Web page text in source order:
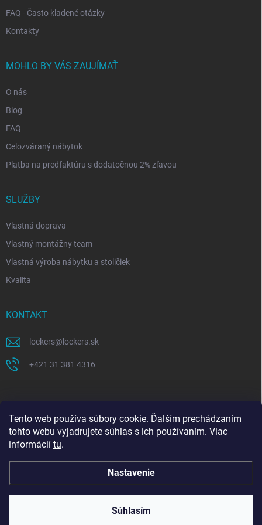
Tento web používa súbory cookie. Ďalším prechádzaním
tohto webu vyjadrujete súhlas s ich používaním. Viac
informácií tu.
Nastavenie
Súhlasím
Celozávodná dovolenka 27. 7. – 9. 8. 2026. Objednávky
prijaté v tomto období začneme spracovávať od 10. 8.
FAQ - Často kladené otázky
Kontakty
MOHLO BY VÁS ZAUJÍMAŤ
O nás
Blog
FAQ
Celozváraný nábytok
Platba na predfaktúru s dodatočnou 2% zľavou
SLUŽBY
Vlastná doprava
Vlastný montážny team
Vlastná výroba nábytku a stoličiek
Kvalita
KONTAKT
lockers@ lockers.sk
+421 31 381 4316
Copyright 2026Lockers.sk. Všetky práva vyhradené.Upraviť nastavenie
cookies